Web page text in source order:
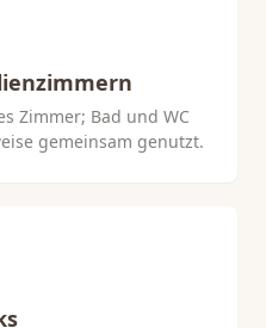
Zimmer; Bad und WC
gemeinsam genutzt.